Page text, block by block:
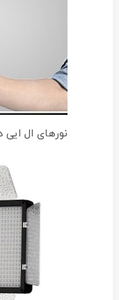
نورهای ال